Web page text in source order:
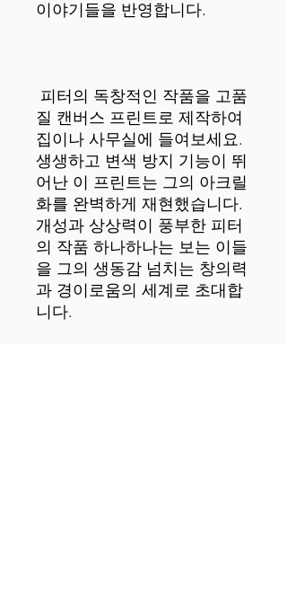
질 캔버스 프린트로 제작하여
집이나 사무실에 들여보세요.
생생하고 변색 방지 기능이 뛰
어난 이 프린트는 그의 아크릴
화를 완벽하게 재현했습니다.
개성과 상상력이 풍부한 피터
의 작품 하나하나는 보는 이들
을 그의 생동감 넘치는 창의력
과 경이로움의 세계로 초대합